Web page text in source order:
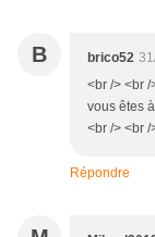
B brico52
<br /> <br
vous êtes
<br /> <br /
Répondre